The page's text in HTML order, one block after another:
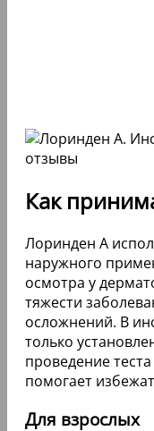
Как
Лоринден А
наружного
осмотра у
тяжести
осложнений. В
только
проведение
помогает
Для взрослых